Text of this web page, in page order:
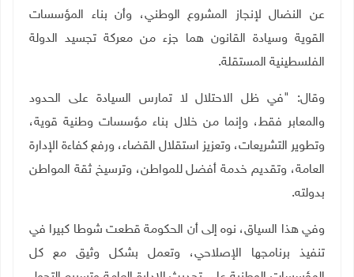
عن النضال لإنجاز المشروع الوطني، وأن بناء المؤسسات
القوية وسيادة القانون هما جزء من معركة تجسيد الدولة
الفلسطينية المستقلة.
وقال: "في ظل الاحتلال لا تمارس السيادة على الحدود
والمعابر فقط، وإنما من خلال بناء مؤسسات وطنية قوية،
وتطوير التشريعات، وتعزيز استقلال القضاء، ورفع كفاءة الإدارة
العامة، وتقديم خدمة أفضل للمواطن، وترسيخ ثقة المواطن
بدولته.
وفي هذا السياق، نوه إلى أن الحكومة قطعت شوطا كبيرا في
تنفيذ برنامجها الإصلاحي، وتعمل بشكل وثيق مع كل